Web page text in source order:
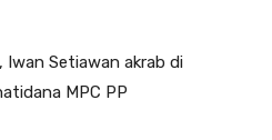
Iwan Setiawan akrab di
MPC PP